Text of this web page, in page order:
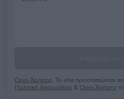
Όροι Χρήσης. Το site προστατεύεται
Πολιτική Απορρήτου &Όροι Χρήσης